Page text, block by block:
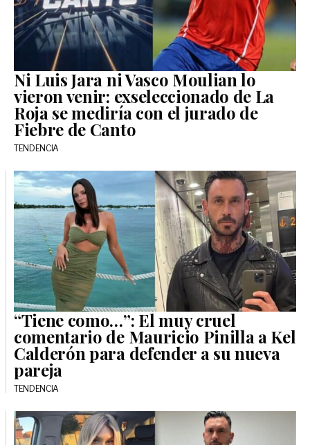
Ni Luis Jara ni Vasco Moulian lo
vieron venir: exseleccionado de La
Roja se mediría con el jurado de
Fiebre de Canto
TENDENCIA
“Tiene como…”: El muy cruel
comentario de Mauricio Pinilla a Kel
Calderón para defender a su nueva
pareja
TENDENCIA